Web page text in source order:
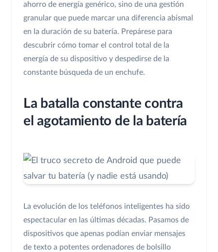
ahorro de energía genérico, sino de una gestión
granular que puede marcar una diferencia abismal
en la duración de su batería. Prepárese para
descubrir cómo tomar el control total de la
energía de su dispositivo y despedirse de la
constante búsqueda de un enchufe.
La batalla constante contra
el agotamiento de la batería
La evolución de los teléfonos inteligentes ha sido
espectacular en las últimas décadas. Pasamos de
dispositivos que apenas podían enviar mensajes
de texto a potentes ordenadores de bolsillo